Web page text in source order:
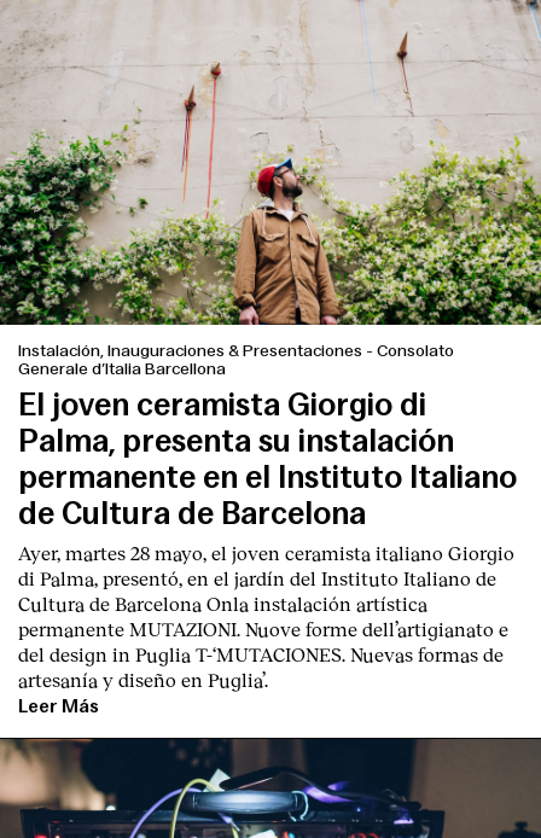
Instalación, Inauguraciones & Presentaciones - Consolato
Generale d’Italia Barcellona
El joven ceramista Giorgio di
Palma, presenta su instalación
permanente en el Instituto Italiano
de Cultura de Barcelona
Ayer, martes 28 mayo, el joven ceramista italiano Giorgio
di Palma, presentó, en el jardín del Instituto Italiano de
Cultura de Barcelona Onla instalación artística
permanente MUTAZIONI. Nuove forme dell’artigianato e
del design in Puglia T-‘MUTACIONES. Nuevas formas de
artesanía y diseño en Puglia’.
Leer Más